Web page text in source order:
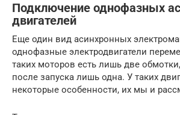
Подключение однофазных
двигателей
Еще один вид асинхронных
однофазные электродвигатели
таких моторов есть лишь две
после запуска лишь одна. У таких
некоторые особенности, их мы и